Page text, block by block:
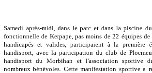
Samedi après-midi, dans le parc et dans la piscine
fonctionnelle de Kerpape, pas moins de 22 équipes
handicapés et valides, participaient à la première
handisport, avec la participation du club de
handisport du Morbihan et l'association sportive
nombreux bénévoles. Cette manifestation sportive a